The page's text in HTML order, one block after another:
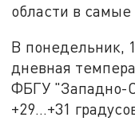
области в
В понедельник,
дневная
ФБГУ "Западно-
+29…+31